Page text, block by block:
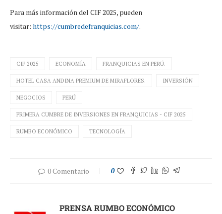
Para más información del CIF 2025, pueden
visitar: https://cumbredefranquicias.com/.
CIF 2025 ECONOMÍA FRANQUICIAS EN PERÚ.
HOTEL CASA ANDINA PREMIUM DE MIRAFLORES. INVERSIÓN
NEGOCIOS PERÚ
PRIMERA CUMBRE DE INVERSIONES EN FRANQUICIAS - CIF 2025
RUMBO ECONÓMICO TECNOLOGÍA
0 Comentario 0
PRENSA RUMBO ECONÓMICO